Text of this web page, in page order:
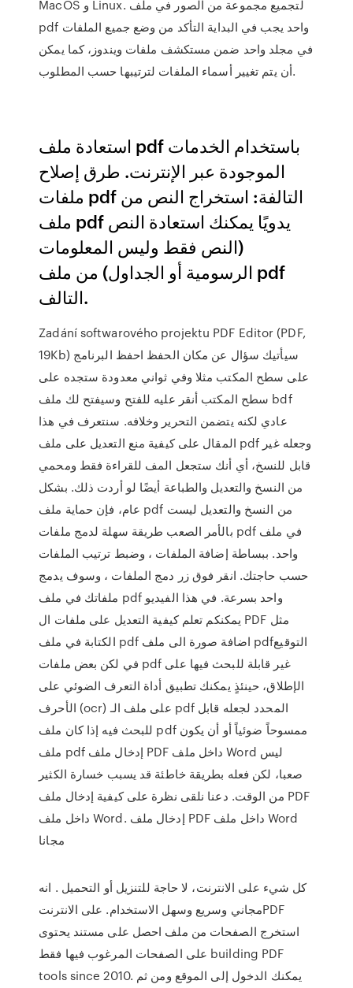
MacOS و Linux. لتجميع مجموعة من الصور في ملف
pdf واحد يجب في البداية التأكد من وضع جميع الملفات
في مجلد واحد ضمن مستكشف ملفات ويندوز، كما يمكن
أن يتم تغيير أسماء الملفات لترتيبها حسب المطلوب.
استعادة ملف pdf باستخدام الخدمات
الموجودة عبر الإنترنت. طرق إصلاح
ملفات pdf التالفة: استخراج النص من
ملف pdf يدويًا يمكنك استعادة النص
(النص فقط وليس المعلومات
الرسومية أو الجداول) من ملف pdf
التالف.
Zadání softwarového projektu PDF Editor (PDF,
19Kb) سيأتيك سؤال عن مكان الحفظ احفظ البرنامج
على سطح المكتب مثلا وفي ثواني معدودة ستجده على
سطح المكتب أنقر عليه للفتح وسيفتح لك ملف bdf
عادي لكنه يتضمن التحرير وخلافه. سنتعرف في هذا
المقال على كيفية منع التعديل على ملف pdf وجعله غير
قابل للنسخ، أي أنك ستجعل المف للقراءة فقط ومحمي
من النسخ والتعديل والطباعة أيضًا لو أردت ذلك. بشكل
عام، فإن حماية ملف pdf من النسخ والتعديل ليست
بالأمر الصعب طريقة سهلة لدمج ملفات pdf في ملف
واحد. ببساطة إضافة الملفات ، وضبط ترتيب الملفات
حسب حاجتك. انقر فوق زر دمج الملفات ، وسوف يدمج
ملفاتك في ملف pdf واحد بسرعة. في هذا الفيديو
يمكنكم تعلم كيفية التعديل على ملفات ال PDF مثل
الكتابة في ملف pdf اضافة صورة الى ملف pdfالتوقيع
في لكن بعض ملفات pdf غير قابلة للبحث فيها على
الإطلاق، حينئذٍ يمكنك تطبيق أداة التعرف الضوئي على
الأحرف (ocr) على ملف الـ pdf المحدد لجعله قابل
للبحث فيه إذا كان ملف pdf ممسوحاً ضوئياً أو أن يكون
ملف pdf إدخال ملف PDF داخل ملف Word ليس
صعبا، لكن فعله بطريقة خاطئة قد يسبب خسارة الكثير
من الوقت. دعنا نلقى نظرة على كيفية إدخال ملف PDF
داخل ملف Word. إدخال ملف PDF داخل ملف Word
مجانا
كل شيء على الانترنت، لا حاجة للتنزيل أو التحميل . انه
مجاني وسريع وسهل الاستخدام. على الانترنتPDF
استخرج الصفحات من ملف احصل على مستند يحتوى
على الصفحات المرغوب فيها فقط building PDF
tools since 2010. يمكنك الدخول إلى الموقع ومن ثم